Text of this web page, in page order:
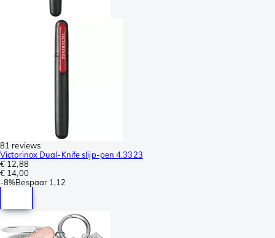
81 reviews
Victorinox Dual-Knife slijp-pen 4.3323
€ 12,88
€ 14,00
-8%Bespaar 1,12